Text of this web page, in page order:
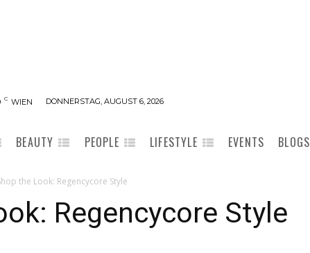
C WIEN DONNERSTAG, AUGUST 6, 2026
BEAUTY PEOPLE LIFESTYLE EVENTS BLOGS
the Look: Regencycore Style
Regencycore Style